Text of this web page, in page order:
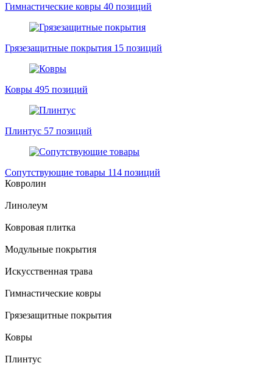
Гимнастические ковры 40 позиций
Грязезащитные покрытия 15 позиций
Ковры 495 позиций
Плинтус 57 позиций
Сопутствующие товары 114 позиций
Ковролин
Линолеум
Ковровая плитка
Модульные покрытия
Искусственная трава
Гимнастические ковры
Грязезащитные покрытия
Ковры
Плинтус